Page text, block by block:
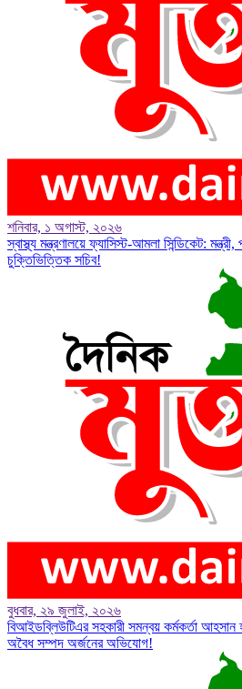
শনিবার, ১ অগাস্ট, ২০২৬
স্বাস্থ্য মন্ত্রণালয়ে ফ্যাসিস্ট-আমলা সিন্ডিকেট:
চুক্তিভিত্তিক সচিব!
বুধবার, ২৯ জুলাই, ২০২৬
বিআইডব্লিউটিএর সহকারী সমন্বয় কর্মকর্তা আহসান
অবৈধ সম্পদ অর্জনের অভিযোগ!